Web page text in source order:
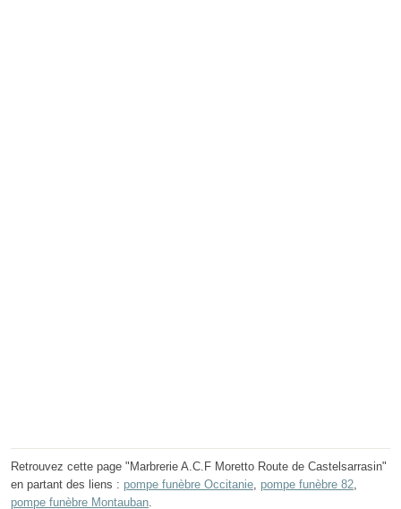
Retrouvez cette page "Marbrerie A.C.F Moretto Route de Castelsarrasin"
en partant des liens : pompe funèbre Occitanie pompe funèbre 82
pompe funèbre Montauban